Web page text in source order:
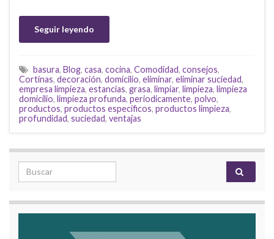
Seguir leyendo
basura, Blog, casa, cocina, Comodidad, consejos,
Cortinas, decoración, domicilio, eliminar, eliminar suciedad,
empresa limpieza, estancias, grasa, limpiar, limpieza, limpieza
domicilio, limpieza profunda, periodicamente, polvo,
productos, productos especificos, productos limpieza,
profundidad, suciedad, ventajas
Search for: